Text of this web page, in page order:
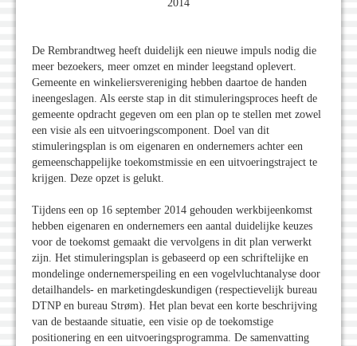
2014
De Rembrandtweg heeft duidelijk een nieuwe impuls nodig die
meer bezoekers, meer omzet en minder leegstand oplevert.
Gemeente en winkeliersvereniging hebben daartoe de handen
ineengeslagen. Als eerste stap in dit stimuleringsproces heeft de
gemeente opdracht gegeven om een plan op te stellen met zowel
een visie als een uitvoeringscomponent. Doel van dit
stimuleringsplan is om eigenaren en ondernemers achter een
gemeenschappelijke toekomstmissie en een uitvoeringstraject te
krijgen. Deze opzet is gelukt.
Tijdens een op 16 september 2014 gehouden werkbijeenkomst
hebben eigenaren en ondernemers een aantal duidelijke keuzes
voor de toekomst gemaakt die vervolgens in dit plan verwerkt
zijn. Het stimuleringsplan is gebaseerd op een schriftelijke en
mondelinge ondernemerspeiling en een vogelvluchtanalyse door
detailhandels- en marketingdeskundigen (respectievelijk bureau
DTNP en bureau Strøm). Het plan bevat een korte beschrijving
van de bestaande situatie, een visie op de toekomstige
positionering en een uitvoeringsprogramma. De samenvatting